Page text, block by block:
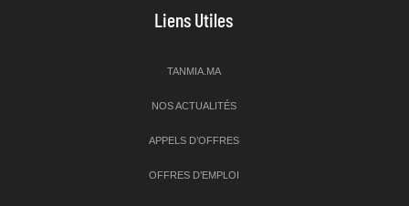
Liens Utiles
TANMIA.MA
NOS ACTUALITÉS
APPELS D’OFFRES
OFFRES D’EMPLOI